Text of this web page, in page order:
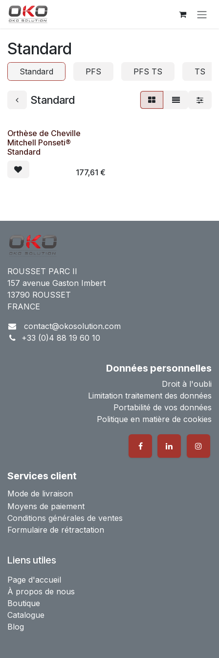
Se rendre au contenu
Standard
Standard PFS PFS TS TS
Standard
Orthèse de Cheville
Mitchell Ponseti®
Standard
177,61 €
ROUSSET PARC II
157 avenue Gaston Imbert
13790 ROUSSET
FRANCE
contact@okosolution.com
+33 (0)4 88 19 60 10
Données personnelles
Droit à l'oubli
Limitation traitement des données
Portabilité de vos données
Politique en matière de cookies
Services client
Mode de livraison
Moyens de paiement
Conditions générales de ventes
Formulaire de rétractation
Liens utiles
Page d'accueil
À propos de nous
Boutique
Catalogue
Blog